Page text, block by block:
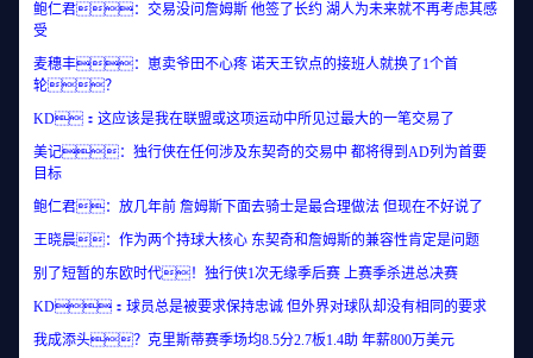
鲍仁君：交易没问詹姆斯 他签了长约 湖人为未来就不再考虑其感
受
麦穗丰：崽卖爷田不心疼 诺天王钦点的接班人就换了1个首
轮？
KD：这应该是我在联盟或这项运动中所见过最大的一笔交易了
美记：独行侠在任何涉及东契奇的交易中 都将得到AD列为首要
目标
鲍仁君：放几年前 詹姆斯下面去骑士是最合理做法 但现在不好说了
王晓晨：作为两个持球大核心 东契奇和詹姆斯的兼容性肯定是问题
别了短暂的东欧时代！独行侠1次无缘季后赛 上赛季杀进总决赛
KD：球员总是被要求保持忠诚 但外界对球队却没有相同的要求
我成添头？克里斯蒂赛季场均8.5分2.7板1.4助 年薪800万美元